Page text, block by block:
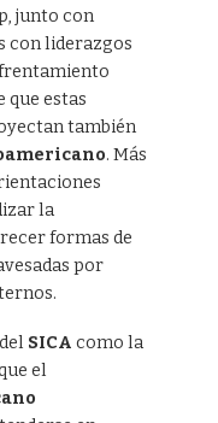
junto con
con liderazgos
que estas
también
. Más
la
formas de
por
SICA como la
el